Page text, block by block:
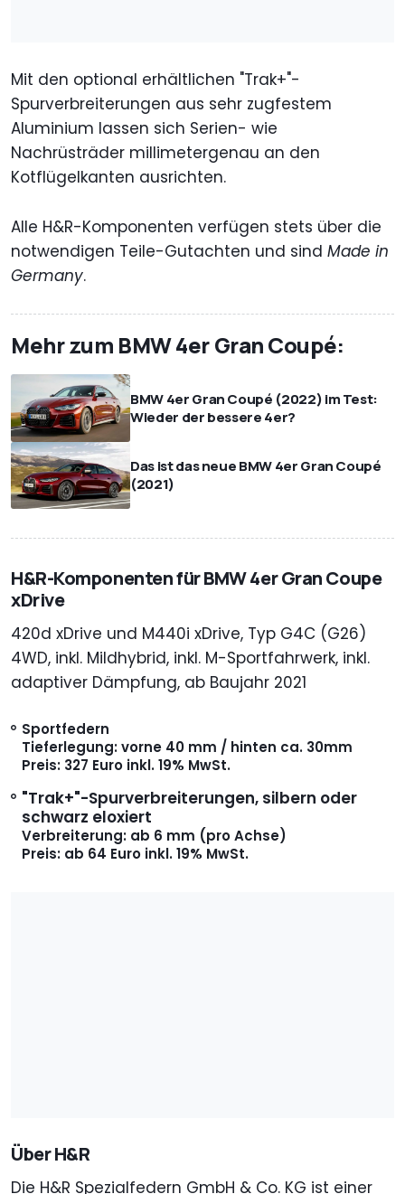
Mit den optional erhältlichen "Trak+"-
Spurverbreiterungen aus sehr zugfestem
Aluminium lassen sich Serien- wie
Nachrüsträder millimetergenau an den
Kotflügelkanten ausrichten.
Alle H&R-Komponenten verfügen stets über die
notwendigen Teile-Gutachten und sind Made in
Germany.
Mehr zum BMW 4er Gran Coupé:
BMW 4er Gran Coupé (2022) im Test:
Wieder der bessere 4er?
Das ist das neue BMW 4er Gran Coupé
(2021)
H&R-Komponenten für BMW 4er Gran Coupe
xDrive
420d xDrive und M440i xDrive, Typ G4C (G26)
4WD, inkl. Mildhybrid, inkl. M-Sportfahrwerk, inkl.
adaptiver Dämpfung, ab Baujahr 2021
Sportfedern
Tieferlegung: vorne 40 mm / hinten ca. 30mm
Preis: 327 Euro inkl. 19% MwSt.
"Trak+"-Spurverbreiterungen, silbern oder
schwarz eloxiert
Verbreiterung: ab 6 mm (pro Achse)
Preis: ab 64 Euro inkl. 19% MwSt.
Über H&R
Die H&R Spezialfedern GmbH & Co. KG ist einer